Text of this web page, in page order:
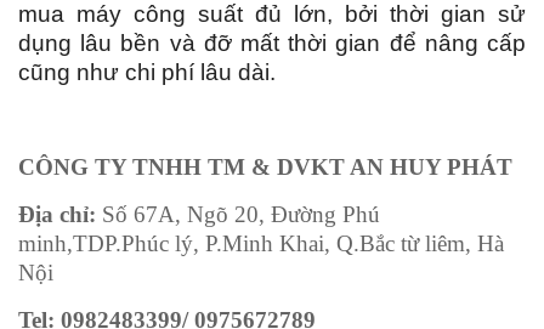
mua máy công suất đủ lớn, bởi thời gian sử
dụng lâu bền và đỡ mất thời gian để nâng cấp
cũng như chi phí lâu dài.
CÔNG TY TNHH TM & DVKT AN HUY PHÁT
Địa chỉ: Số 67A, Ngõ 20, Đường Phú
minh,TDP.Phúc lý, P.Minh Khai, Q.Bắc từ liêm, Hà
Nội
Tel: 0982483399/ 0975672789